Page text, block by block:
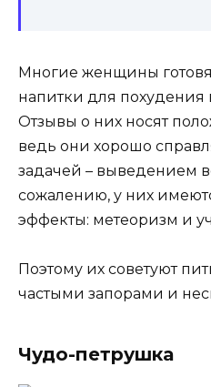
Многие женщины
напитки для похудения
Отзывы о них носят
ведь они хорошо
задачей – выведением
сожалению, у них
эффекты: метеоризм и
Поэтому их советуют
частыми запорами и
Чудо-петрушка